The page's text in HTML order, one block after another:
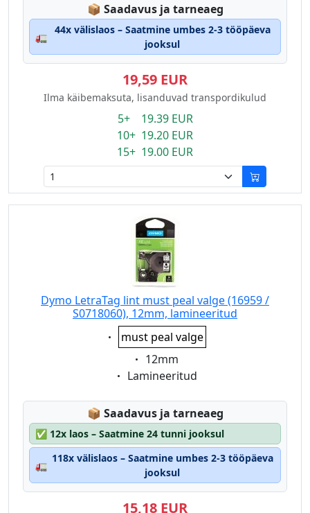
📦 Lagerstatus:
Saadavus ja tarneaeg
🚛
44x välislaos – Saatmine umbes 2-3 tööpäeva
jooksul
19,59 EUR
Ilma käibemaksuta, lisanduvad transpordikulud
5+ 19.39 EUR
10+ 19.20 EUR
15+ 19.00 EUR
Dymo LetraTag lint must peal valge (16959 /
S0718060), 12mm, lamineeritud
Eigenschaft:
must peal valge
Eigenschaft:
12mm
Eigenschaft:
Lamineeritud
📦 Lagerstatus:
Saadavus ja tarneaeg
✅ 12x laos – Saatmine 24 tunni jooksul
🚛
118x välislaos – Saatmine umbes 2-3 tööpäeva
jooksul
15,18 EUR